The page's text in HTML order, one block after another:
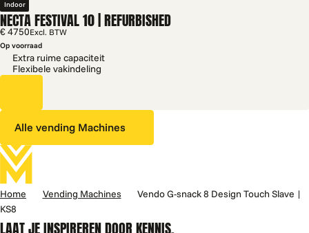
Indoor
NECTA FESTIVAL 10 | REFURBISHED
€ 4750Excl. BTW
Op voorraad
Extra ruime capaciteit
Flexibele vakindeling
Alle vending Machines
Home Vending Machines
Vendo G-snack 8 Design Touch Slave |
KS8
LAAT JE INSPIREREN DOOR KENNIS,